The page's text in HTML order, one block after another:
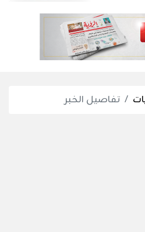
تفاصيل الخبر